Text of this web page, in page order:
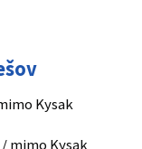
Kysak
/ mimo Kysak